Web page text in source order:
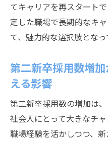
てキャリアを再スタート
定した職場で長期的なキ
て、魅力的な選択肢となっ
第二新卒採用数増
える影響
第二新卒採用数の増加は
社会人にとって大きなチ
職場経験を活かしつつ、